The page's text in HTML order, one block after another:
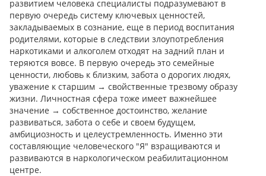
развитием человека специалисты подразумевают в
первую очередь систему ключевых ценностей,
закладываемых в сознание, еще в период воспитания
родителями, которые в следствии злоупотребления
наркотиками и алкоголем отходят на задний план и
теряются вовсе. В первую очередь это семейные
ценности, любовь к близким, забота о дорогих людях,
уважение к старшим → свойственные трезвому образу
жизни. Личностная сфера тоже имеет важнейшее
значение → собственное достоинство, желание
развиваться, забота о себе и своем будущем,
амбициозность и целеустремленность. Именно эти
составляющие человеческого "Я" взращиваются и
развиваются в наркологическом реабилитационном
центре.